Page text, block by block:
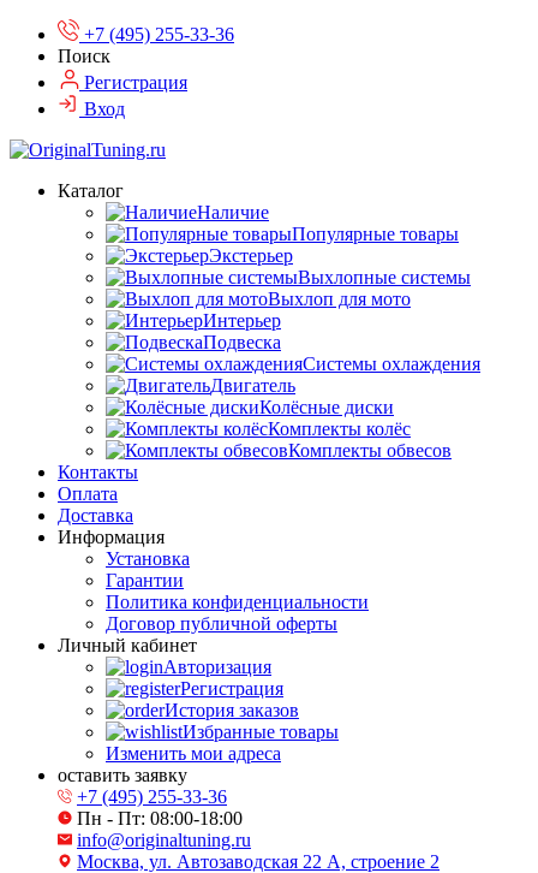
+7 (495) 255-33-36
Поиск
Регистрация
Вход
Каталог
Наличие
Популярные товары
Экстерьер
Выхлопные системы
Выхлоп для мото
Интерьер
Подвеска
Системы охлаждения
Двигатель
Колёсные диски
Комплекты колёс
Комплекты обвесов
Контакты
Оплата
Доставка
Информация
Установка
Гарантии
Политика конфиденциальности
Договор публичной оферты
Личный кабинет
Авторизация
Регистрация
История заказов
Избранные товары
Изменить мои адреса
оставить заявку
+7 (495) 255-33-36
Пн - Пт: 08:00-18:00
info@originaltuning.ru
Москва, ул. Автозаводская 22 А, строение 2